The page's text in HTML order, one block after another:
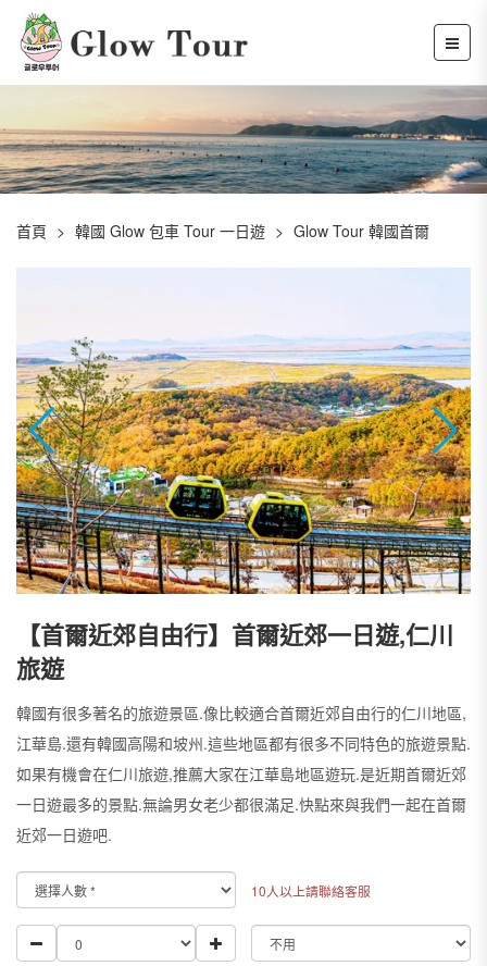
首頁 韓國 Glow 包車 Tour 一日遊 Glow Tour 韓國首爾
【首爾近郊自由行】首爾近郊一日遊,仁川
旅遊
韓國有很多著名的旅遊景區.像比較適合首爾近郊自由行的仁川地區,
江華島.還有韓國高陽和坡州.這些地區都有很多不同特色的旅遊景點.
如果有機會在仁川旅遊,推薦大家在江華島地區遊玩.是近期首爾近郊
一日遊最多的景點.無論男女老少都很滿足.快點來與我們一起在首爾
近郊一日遊吧.
10人以上請聯絡客服